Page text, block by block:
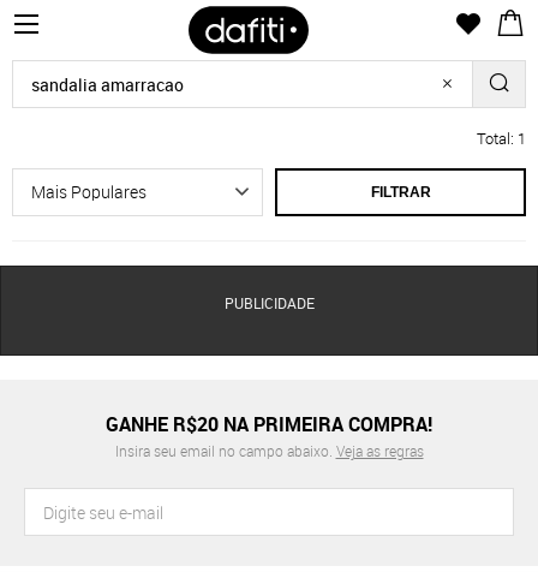
Total: 1
FILTRAR
PUBLICIDADE
GANHE R$20 NA PRIMEIRA COMPRA!
Insira seu email no campo abaixo. Veja as regras